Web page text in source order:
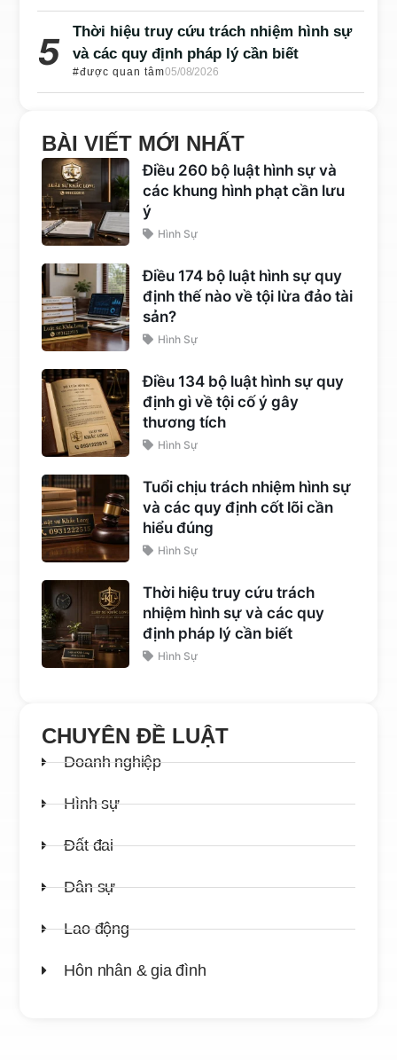
Thời hiệu truy cứu trách nhiệm hình sự
và các quy định pháp lý cần biết
#được quan tâm05/08/2026
BÀI VIẾT MỚI NHẤT
Điều 260 bộ luật hình sự và
các khung hình phạt cần lưu
ý
Hình Sự
Điều 174 bộ luật hình sự quy
định thế nào về tội lừa đảo tài
sản?
Hình Sự
Điều 134 bộ luật hình sự quy
định gì về tội cố ý gây
thương tích
Hình Sự
Tuổi chịu trách nhiệm hình sự
và các quy định cốt lõi cần
hiểu đúng
Hình Sự
Thời hiệu truy cứu trách
nhiệm hình sự và các quy
định pháp lý cần biết
Hình Sự
CHUYÊN ĐỀ LUẬT
Doanh nghiệp
Hình sự
Đất đai
Dân sự
Lao động
Hôn nhân & gia đình